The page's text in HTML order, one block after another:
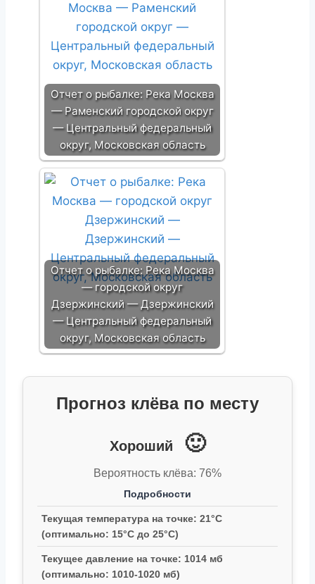
Отчет о рыбалке: Река Москва
— Раменский городской округ
— Центральный федеральный
округ, Московская область
Отчет о рыбалке: Река Москва
— городской округ
Дзержинский — Дзержинский
— Центральный федеральный
округ, Московская область
Прогноз клёва по месту
Хороший 🙂
Вероятность клёва: 76%
Подробности
Текущая температура на точке: 21°C
(оптимально: 15°C до 25°C)
Текущее давление на точке: 1014 мб
(оптимально: 1010-1020 мб)